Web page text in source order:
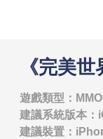
《完美世
遊戲類型：
建議系統版本：
建議裝置：